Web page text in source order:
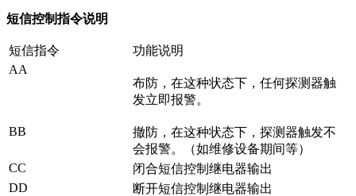
短信控制指令说明
短信指令
功能说明
AA
布防，在这种状态下，任何探测器触
发立即报警。
BB
撤防，在这种状态下，探测器触发不
会报警。（如维修设备期间等）
CC
闭合短信控制继电器输出
DD
断开短信控制继电器输出